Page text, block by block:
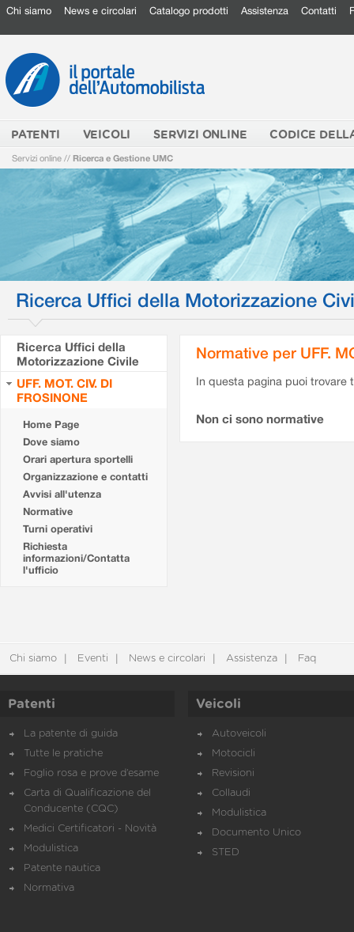
Chi siamo News e circolari Catalogo prodotti Assistenza Contatti
PATENTI VEICOLI SERVIZI ONLINE CODICE
Servizi online // Ricerca e Gestione UMC
Ricerca Uffici della Motorizzazione
Ricerca Uffici della
Motorizzazione Civile
UFF. MOT. CIV. DI
FROSINONE
Home Page
Dove siamo
Orari apertura sportelli
Organizzazione e contatti
Avvisi all'utenza
Normative
Turni operativi
Richiesta
informazioni/Contatta
l'ufficio
Normative per UFF.
In questa pagina puoi
Non ci sono normative
Chi siamo Eventi News e circolari Assistenza Faq
Patenti
La patente di guida
Tutte le pratiche
Foglio rosa e prove d’esame
Carta di Qualificazione del
Conducente (CQC)
Medici Certificatori - Novità
Modulistica
Patente nautica
Normativa
Veicoli
Autoveicoli
Motocicli
Revisioni
Collaudi
Modulistica
Documento Unico
STED